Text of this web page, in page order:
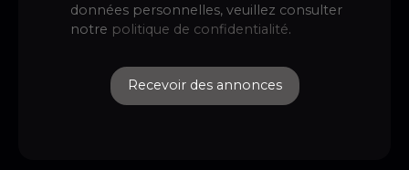
données personnelles, veuillez consulter
notre politique de confidentialité.
Recevoir des annonces